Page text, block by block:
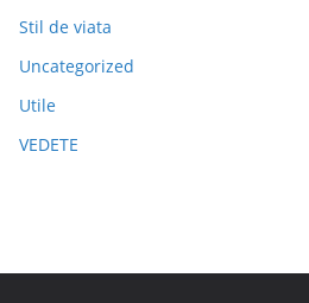
Stil de viata
Uncategorized
Utile
VEDETE